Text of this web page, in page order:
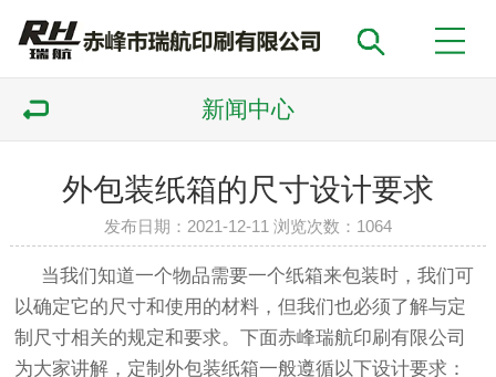
新闻中心
外包装纸箱的尺寸设计要求
发布日期：2021-12-11 浏览次数： 1064
当我们知道一个物品需要一个纸箱来包装时，我们可
以确定它的尺寸和使用的材料，但我们也必须了解与定
制尺寸相关的规定和要求。下面赤峰瑞航印刷有限公司
为大家讲解，定制外包装纸箱一般遵循以下设计要求：